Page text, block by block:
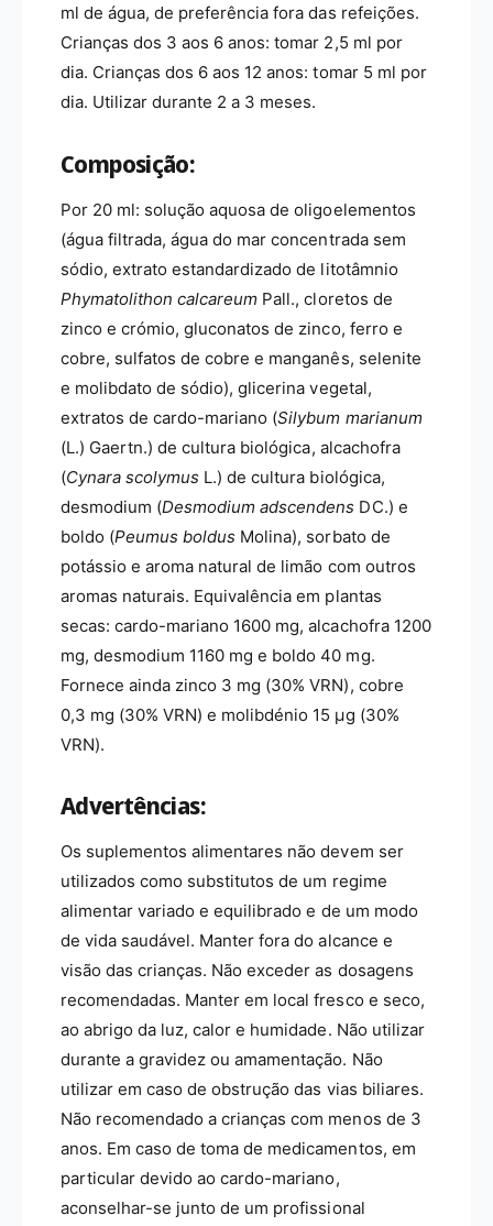
ml de água, de preferência fora das refeições.
Crianças dos 3 aos 6 anos: tomar 2,5 ml por
dia. Crianças dos 6 aos 12 anos: tomar 5 ml por
dia. Utilizar durante 2 a 3 meses.
Composição:
Por 20 ml: solução aquosa de oligoelementos
(água filtrada, água do mar concentrada sem
sódio, extrato estandardizado de litotâmnio
Phymatolithon calcareum Pall., cloretos de
zinco e crómio, gluconatos de zinco, ferro e
cobre, sulfatos de cobre e manganês, selenite
e molibdato de sódio), glicerina vegetal,
extratos de cardo-mariano (Silybum marianum
(L.) Gaertn.) de cultura biológica, alcachofra
(Cynara scolymus L.) de cultura biológica,
desmodium (Desmodium adscendens DC.) e
boldo (Peumus boldus Molina), sorbato de
potássio e aroma natural de limão com outros
aromas naturais. Equivalência em plantas
secas: cardo-mariano 1600 mg, alcachofra 1200
mg, desmodium 1160 mg e boldo 40 mg.
Fornece ainda zinco 3 mg (30% VRN), cobre
0,3 mg (30% VRN) e molibdénio 15 µg (30%
VRN).
Advertências:
Os suplementos alimentares não devem ser
utilizados como substitutos de um regime
alimentar variado e equilibrado e de um modo
de vida saudável. Manter fora do alcance e
visão das crianças. Não exceder as dosagens
recomendadas. Manter em local fresco e seco,
ao abrigo da luz, calor e humidade. Não utilizar
durante a gravidez ou amamentação. Não
utilizar em caso de obstrução das vias biliares.
Não recomendado a crianças com menos de 3
anos. Em caso de toma de medicamentos, em
particular devido ao cardo-mariano,
aconselhar-se junto de um profissional